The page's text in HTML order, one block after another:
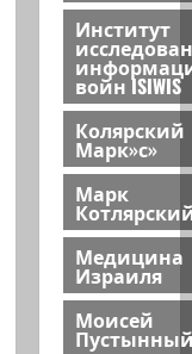
Институт
войн ISIWIS
Колярский
Марк»с»
Марк
Медицина
Израиля
Моисей